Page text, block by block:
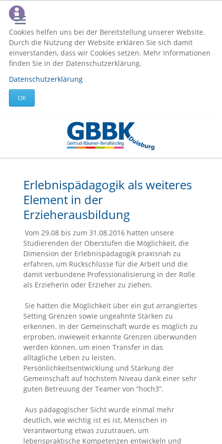
Cookies helfen uns bei der Bereitstellung unserer Website.
Durch die Nutzung der Website erklären Sie sich damit
einverstanden, dass wir Cookies setzen. Mehr Informationen
finden Sie in der Datenschutzerklärung.
Datenschutzerklärung
OK
Erlebnispädagogik als weiteres
Element in der
Erzieherausbildung
Vom 29.08 bis zum 31.08.2016 hatten unsere
Studierenden der Oberstufen die Möglichkeit, die
Dimension der Erlebnispädagogik praxisnah zu
erfahren, um Rückschlüsse für die Arbeit und die
damit verbundene Professionalisierung in der Rolle
als Erzieherin oder Erzieher zu ziehen.
Sie hatten die Möglichkeit über ein gut arrangiertes
Setting Grenzen sowie ungeahnte Stärken zu
erkennen. In der Gemeinschaft wurde es möglich zu
erproben, inwieweit erkannte Grenzen überwunden
werden können, um einen Transfer in das
alltägliche Leben zu leisten.
Persönlichkeitsentwicklung und Stärkung der
Gemeinschaft auf höchstem Niveau dank einer sehr
guten Betreuung der Teamer von “hoch3”.
Aus pädagogischer Sicht wurde einmal mehr
deutlich, wie wichtig ist es ist, Menschen in
Verantwortung etwas zuzutrauen, um
lebenspraktische Kompetenzen entwickeln und